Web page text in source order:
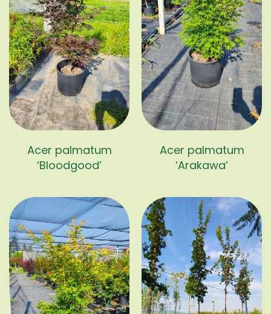
Acer palmatum
‘Bloodgood’
Acer palmatum
‘Arakawa’